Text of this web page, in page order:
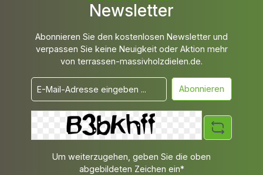
Newsletter
Abonnieren Sie den kostenlosen Newsletter und
verpassen Sie keine Neuigkeit oder Aktion mehr
von terrassen-massivholzdielen.de.
Abonnieren
Um weiterzugehen, geben Sie die oben
abgebildeten Zeichen ein*